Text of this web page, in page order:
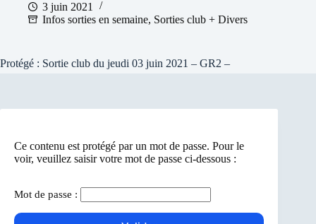
3 juin 2021
Infos sorties en semaine, Sorties club + Divers
Protégé : Sortie club du jeudi 03 juin 2021 – GR2 –
Ce contenu est protégé par un mot de passe. Pour le
voir, veuillez saisir votre mot de passe ci-dessous :
Mot de passe :